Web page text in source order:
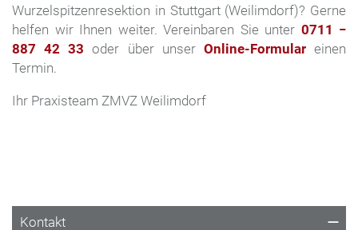
Wurzelspitzenresektion in Stuttgart (Weilimdorf)? Gerne
helfen wir Ihnen weiter. Vereinbaren Sie unter 0711 −
887 42 33 oder über unser Online-Formulareinen
Termin.
Ihr Praxisteam ZMVZ Weilimdorf
Kontakt